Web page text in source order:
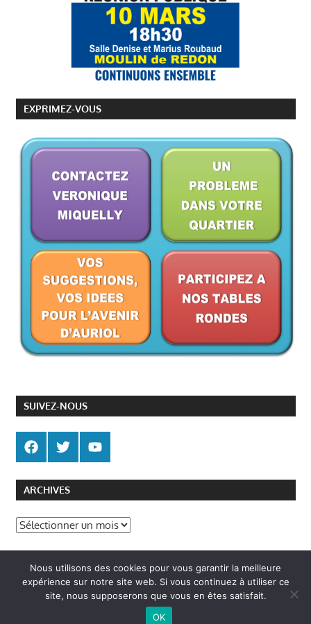
EXPRIMEZ-VOUS
SUIVEZ-NOUS
ARCHIVES
Archives
Politique de confidentialité
WordPress Theme: Gambit by ThemeZee.
Nous utilisons des cookies pour vous garantir la meilleure
expérience sur notre site web. Si vous continuez à utiliser ce
site, nous supposerons que vous en êtes satisfait.
OK